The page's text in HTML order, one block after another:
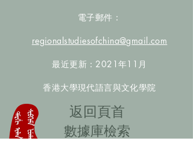
電子郵件：
regionalstudiesofchina@gmail.com
最近更新：2021年11月
香港大學現代語言與文化學院
​返回頁首
數據庫檢索